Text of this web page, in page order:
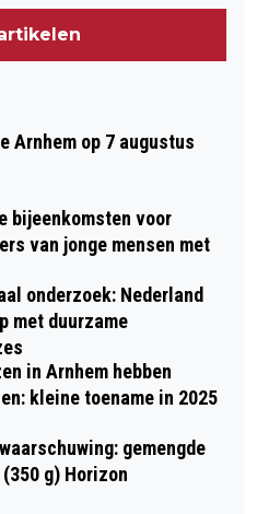
Arnhem op 7 augustus
bijeenkomsten voor
van jonge mensen met
onderzoek: Nederland
met duurzame
in Arnhem hebben
kleine toename in 2025
gemengde
g) Horizon